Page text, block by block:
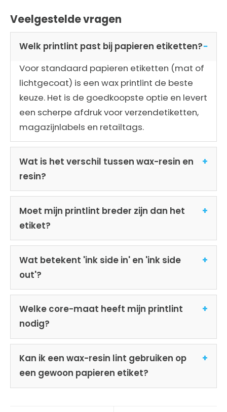
Veelgestelde vragen
Welk printlint past bij papieren etiketten?
Voor standaard papieren etiketten (mat of
lichtgecoat) is een wax printlint de beste
keuze. Het is de goedkoopste optie en levert
een scherpe afdruk voor verzendetiketten,
magazijnlabels en retailtags.
Wat is het verschil tussen wax-resin en
resin?
Moet mijn printlint breder zijn dan het
etiket?
Wat betekent 'ink side in' en 'ink side
out'?
Welke core-maat heeft mijn printlint
nodig?
Kan ik een wax-resin lint gebruiken op
een gewoon papieren etiket?